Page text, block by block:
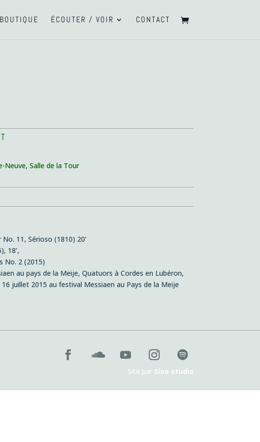
BOUTIQUE ÉCOUTER / VOIR CONTACT
Neuve, Salle de la Tour
11, Sérioso (1810) 20’
18’,
No. 2 (2015)
au pays de la Meije, Quatuors à Cordes en Lubéron,
juillet 2015 au festival Messiaen au Pays de la Meije
Site par Sioo studio